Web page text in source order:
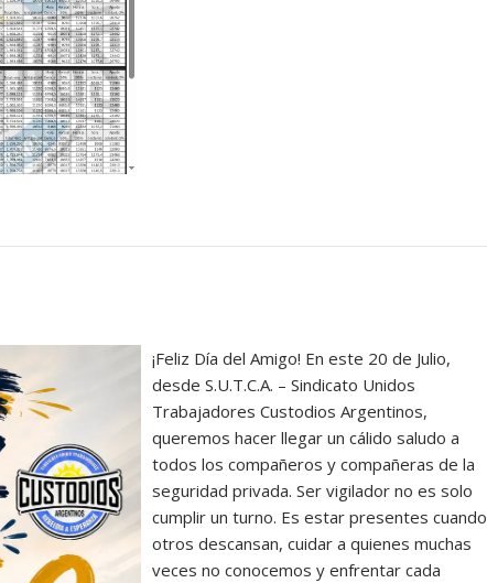
¡Feliz Día del Amigo! En este 20 de Julio,
desde S.U.T.C.A. – Sindicato Unidos
Trabajadores Custodios Argentinos,
queremos hacer llegar un cálido saludo a
todos los compañeros y compañeras de la
seguridad privada. Ser vigilador no es solo
cumplir un turno. Es estar presentes cuando
otros descansan, cuidar a quienes muchas
veces no conocemos y enfrentar cada